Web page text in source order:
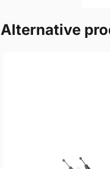
Alternative